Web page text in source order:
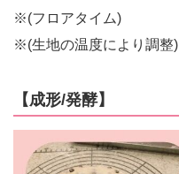
※(フロアタイム)
※(生地の温度により調整)
【成形/発酵】